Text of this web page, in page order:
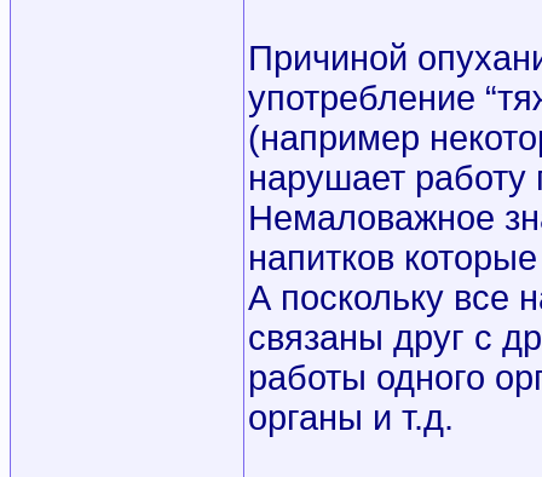
Причиной
употребление
(например
нарушает
Немаловажное
напитков
А поскольку все
связаны друг с
работы одного
органы и т.д.